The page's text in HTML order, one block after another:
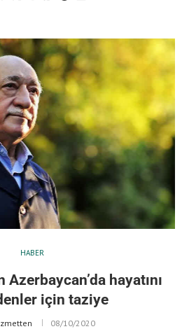
HABER
Azerbaycan’da hayatını
için taziye
08/10/2020